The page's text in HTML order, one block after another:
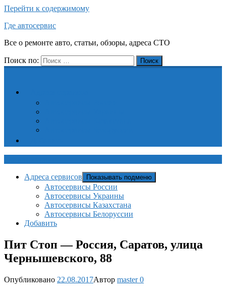
Перейти к содержимому
Где автосервис
Все о ремонте авто, статьи, обзоры, адреса СТО
Поиск по: Поиск
Адреса сервисов Показывать подменю
Автосервисы России
Автосервисы Украины
Автосервисы Казахстана
Автосервисы Белоруссии
Добавить
Пит Стоп — Россия, Саратов, улица
Чернышевского, 88
Опубликовано 22.08.2017Автор master0